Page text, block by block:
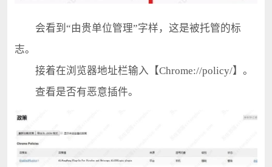
会看到“由贵单位管理”字样，这是被托管的标
志。
接着在浏览器地址栏输入【Chrome://policy/】。
查看是否有恶意插件。